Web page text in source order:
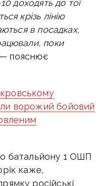
доходять до тої
крізь лінію
в посадках,
поки
пояснює
ворожий бойовий
батальйону 1 ОШП
каже,
російські